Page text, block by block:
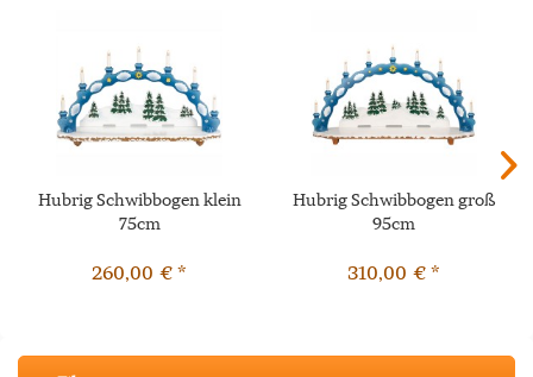
Hubrig Schwibbogen klein
75cm
260,00 € *
Hubrig Schwibbogen groß
95cm
310,00 € *